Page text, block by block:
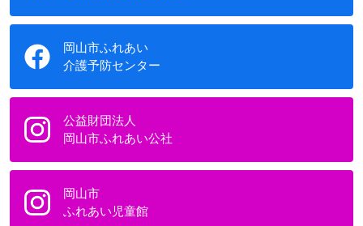
岡山市ふれあい
介護予防センター
公益財団法人
岡山市ふれあい公社
岡山市
ふれあい児童館